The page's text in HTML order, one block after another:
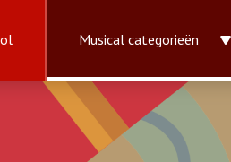
Musical categorieën